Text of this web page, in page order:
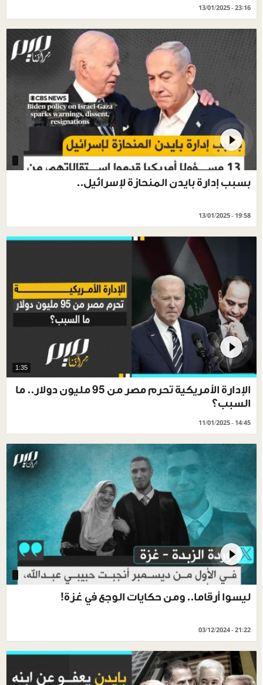
13/01/2025 - 23:16
بسبب إدارة بايدن المنحازة لإسرائيل..
13/01/2025 - 19:58
1:35
الإدارة الأمريكية تحرم مصر من 95 مليون دولار.. ما
السبب؟
11/01/2025 - 14:45
‏ليسوا أرقاما.. ومن حكايات الوجع في غزة!
03/12/2024 - 21:22